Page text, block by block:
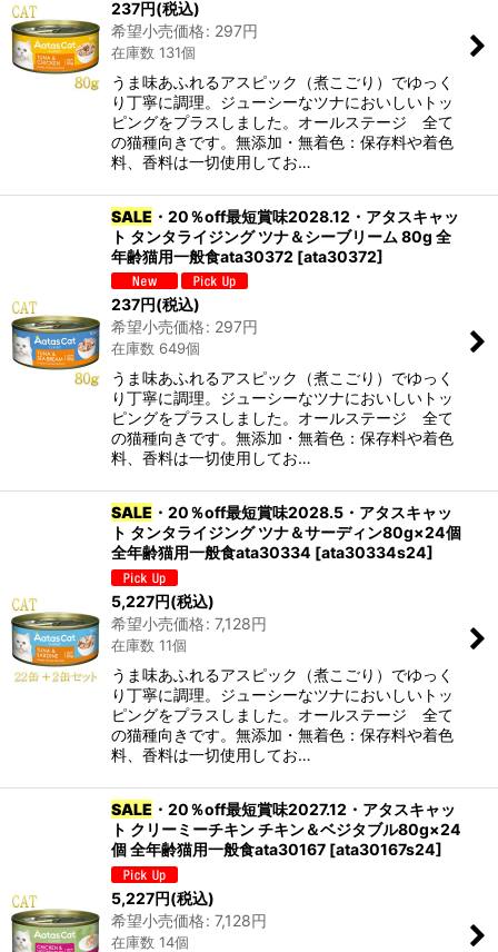
237円(税込)
希望小売価格: 297円
在庫数 131個
うま味あふれるアスピック（煮こごり）でゆっく
り丁寧に調理。ジューシーなツナにおいしいトッ
ピングをプラスしました。オールステージ 全て
の猫種向きです。無添加・無着色：保存料や着色
料、香料は一切使用してお…
SALE ・20％off最短賞味2028.12・アタスキャッ
ト タンタライジング ツナ＆シーブリーム 80g 全
年齢猫用一般食ata30372 [ata30372]
237円(税込)
希望小売価格: 297円
在庫数 649個
うま味あふれるアスピック（煮こごり）でゆっく
り丁寧に調理。ジューシーなツナにおいしいトッ
ピングをプラスしました。オールステージ 全て
の猫種向きです。無添加・無着色：保存料や着色
料、香料は一切使用してお…
SALE ・20％off最短賞味2028.5・アタスキャッ
ト タンタライジング ツナ＆サーディン80g×24個
全年齢猫用一般食ata30334 [ata30334s24]
5,227円(税込)
希望小売価格: 7,128円
在庫数 11個
うま味あふれるアスピック（煮こごり）でゆっく
り丁寧に調理。ジューシーなツナにおいしいトッ
ピングをプラスしました。オールステージ 全て
の猫種向きです。無添加・無着色：保存料や着色
料、香料は一切使用してお…
SALE ・20％off最短賞味2027.12・アタスキャッ
ト クリーミーチキン チキン＆ベジタブル80g×24
個 全年齢猫用一般食ata30167 [ata30167s24]
5,227円(税込)
希望小売価格: 7,128円
在庫数 14個